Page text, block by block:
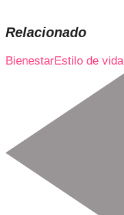
Relacionado
BienestarEstilo de vida